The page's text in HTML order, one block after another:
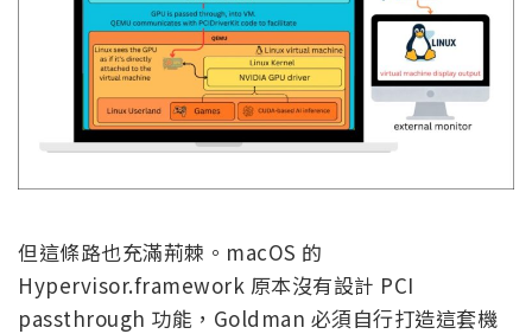
但這條路也充滿荊棘。macOS 的
Hypervisor.framework 原本沒有設計 PCI
passthrough 功能，Goldman 必須自行打造這套機